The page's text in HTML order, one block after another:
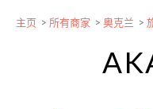
主页 > 所有商家 > 奥克兰 >